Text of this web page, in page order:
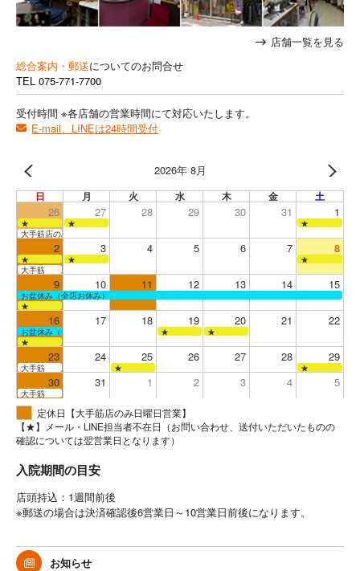
店舗一覧を見る
総合案内・郵送についてのお問合せ
TEL 075-771-7700
受付時間 ※各店舗の営業時間にて対応いたします。
E-mail、LINEは24時間受付
2026年 8月
日 月 火 水 木 金 土
26 27 28 29 30 31 1
★ ★
★
大手筋店のみ営業
2 3 4 5 6 7 8
★ ★
★
大手筋
9 10 11 12 13 14 15
お盆休み（全店お休み）
★
16 17 18 19 20 21 22
お盆休み（全店お休み） ★
★
★
23 24 25 26 27 28 29
大手筋 ★ ★
30 31 1 2 3 4 5
大手筋
定休日【大手筋店のみ日曜日営業】
【★】メール・LINE担当者不在日（お問い合わせ、送付いただいたものの
確認については翌営業日となります）
入院期間の目安
店頭持込：1週間前後
※郵送の場合は決済確認後6営業日～10営業日前後になります。
お知らせ